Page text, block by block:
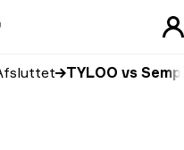
TYLOO vs